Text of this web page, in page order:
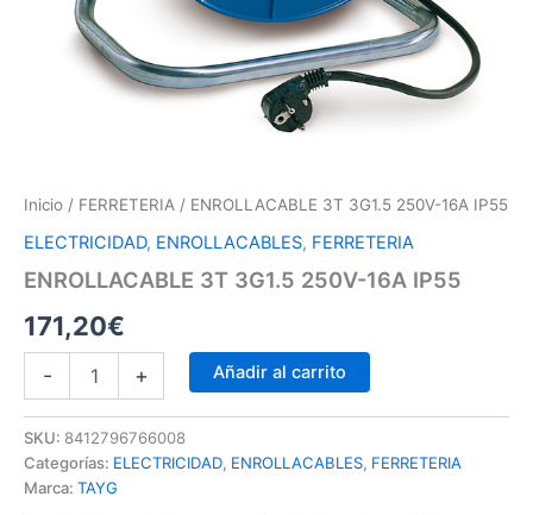
Inicio / FERRETERIA / ENROLLACABLE 3T 3G1.5 250V-16A IP55
ELECTRICIDAD, ENROLLACABLES, FERRETERIA
ENROLLACABLE 3T 3G1.5 250V-16A IP55
171,20€
- + Añadir al carrito
SKU: 8412796766008
Categorías: ELECTRICIDAD, ENROLLACABLES, FERRETERIA
Marca: TAYG